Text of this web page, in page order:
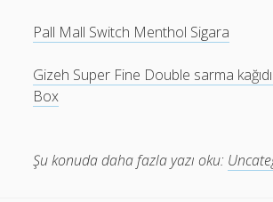
Pall Mall Switch Menthol Sigara
Gizeh Super Fine Double sarma kağıdı
Box
Şu konuda daha fazla yazı oku: